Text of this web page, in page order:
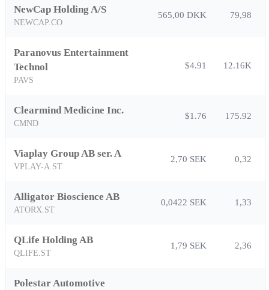
NewCap Holding A/S
NEWCAP.CO
565,00 DKK 79,98
Paranovus Entertainment
Technol
PAVS
$4.91 12.16K
Clearmind Medicine Inc.
CMND
$1.76 175.92
Viaplay Group AB ser. A
VPLAY-A.ST
2,70 SEK 0,32
Alligator Bioscience AB
ATORX.ST
0,0422 SEK 1,33
QLife Holding AB
QLIFE.ST
1,79 SEK 2,36
Polestar Automotive